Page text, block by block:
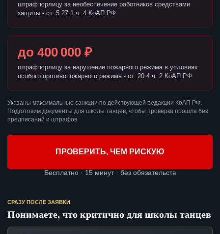
штраф юрлицу за необеспечение работников средствами
защиты - ст. 5.27.1 ч. 4 КоАП РФ
до 400 000 ₽
штраф юрлицу за нарушение пожарного режима в условиях
особого противопожарного режима - ст. 20.4 ч. 2 КоАП РФ
Указаны максимальные санкции по действующей редакции КоАП РФ.
Подготовим документы для школы танцев, чтобы проверка прошла без
предписаний и штрафов.
ПРОВЕРИТЬ, ЧЕМ РИСКУЮ
Бесплатно · 15 минут · без обязательств
СРАЗУ ПОСЛЕ ЗАЯВКИ
Понимаете, что критично для школы танцев